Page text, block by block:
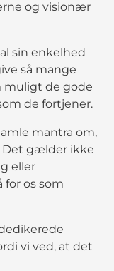
og visionær
sin enkelhed
så mange
muligt de gode
de fortjener.
mantra om,
Det gælder ikke
eller
os som
vi ved, at det